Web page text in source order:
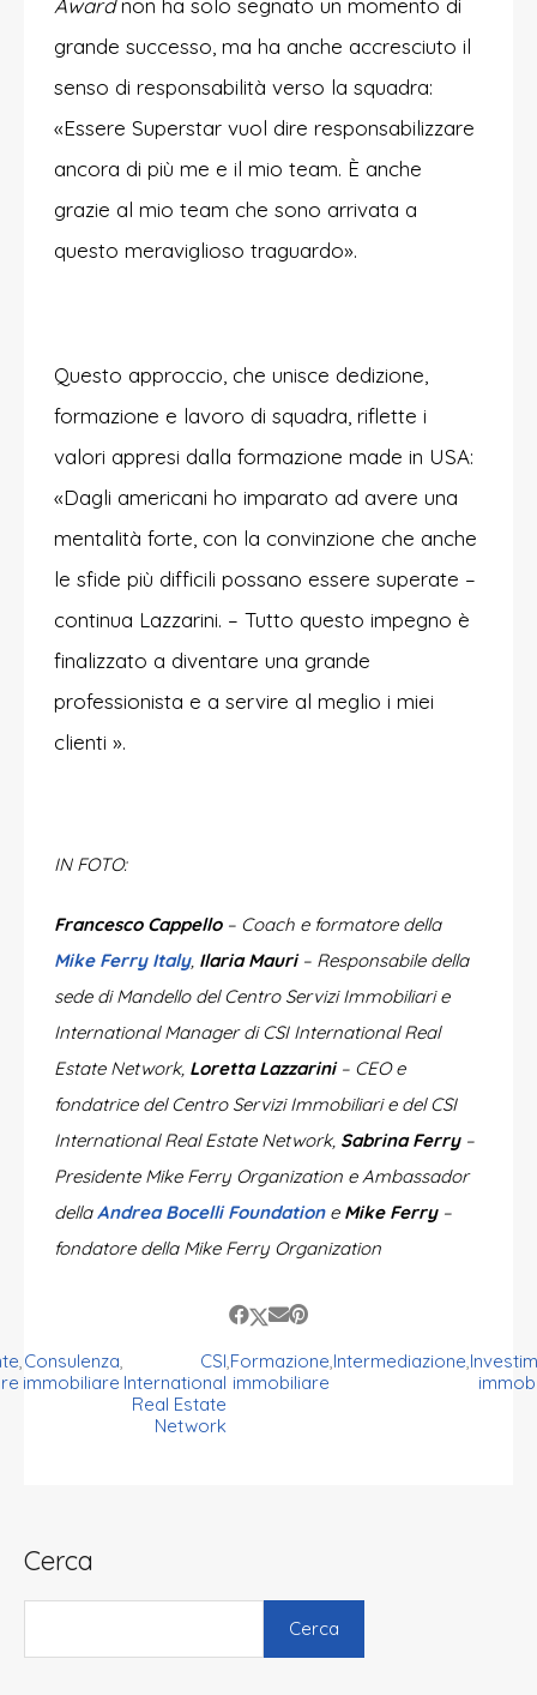
Awardnon ha solo segnato un momento di
grande successo, ma ha anche accresciuto il
senso di responsabilità verso la squadra:
«Essere Superstar vuol dire responsabilizzare
ancora di più me e il mio team. È anche
grazie al mio team che sono arrivata a
questo meraviglioso traguardo».
Questo approccio, che unisce dedizione,
formazione e lavoro di squadra, riflette i
valori appresi dalla formazione made in USA:
«Dagli americani ho imparato ad avere una
mentalità forte, con la convinzione che anche
le sfide più difficili possano essere superate –
continua Lazzarini. – Tutto questo impegno è
finalizzato a diventare una grande
professionista e a servire al meglio i miei
clienti ».
IN FOTO:
Francesco Cappello– Coach e formatore della
Mike Ferry Italy, Ilaria Mauri– Responsabile della
sede di Mandello del Centro Servizi Immobiliari e
International Manager di CSI International Real
Estate Network, Loretta Lazzarini – CEO e
fondatrice del Centro Servizi Immobiliari e del CSI
International Real Estate Network, Sabrina Ferry–
Presidente Mike Ferry Organization e Ambassador
dellaAndrea Bocelli Foundation e Mike Ferry–
fondatore della Mike Ferry Organization
,Consulenza
immobiliare
,
CSI
International
Real Estate
Network
,Formazione
immobiliare
,Intermediazione,
Cerca
Cerca